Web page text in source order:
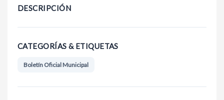
DESCRIPCIÓN
CATEGORÍAS & ETIQUETAS
Boletín Oficial Municipal